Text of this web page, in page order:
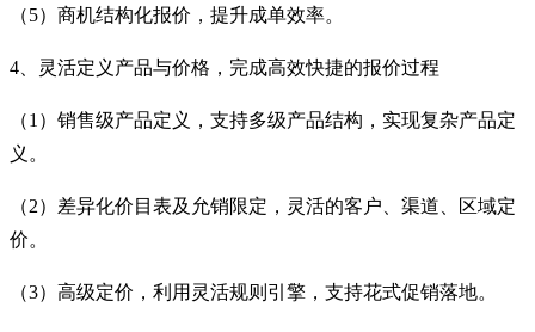
（5）商机结构化报价，提升成单效率。
4、灵活定义产品与价格，完成高效快捷的报价过程
（1）销售级产品定义，支持多级产品结构，实现复杂产品定
义。
（2）差异化价目表及允销限定，灵活的客户、渠道、区域定
价。
（3）高级定价，利用灵活规则引擎，支持花式促销落地。